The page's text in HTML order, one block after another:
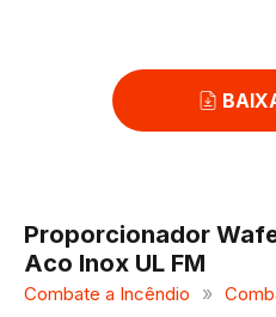
Proporcionador
Aco Inox UL FM
Combate a Incêndio »